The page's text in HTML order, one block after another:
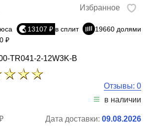
TR041-2-12W3K-B
Избранное
13107 ₽ в сплит
19660 долями
₽
Отзывы: 0
в наличии
Дата доставки: 09.08.2026